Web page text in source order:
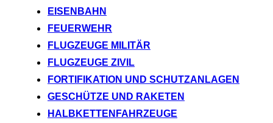
EISENBAHN
FEUERWEHR
FLUGZEUGE MILITÄR
FLUGZEUGE ZIVIL
FORTIFIKATION UND SCHUTZANLAGEN
GESCHÜTZE UND RAKETEN
HALBKETTENFAHRZEUGE